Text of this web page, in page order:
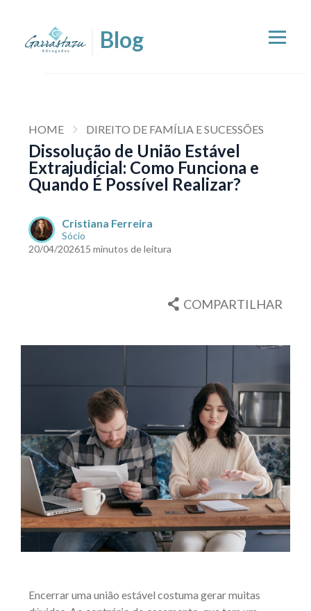
HOME DIREITO DE FAMÍLIA E SUCESSÕES
Dissolução de União Estável
Extrajudicial: Como Funciona e
Quando É Possível Realizar?
Cristiana Ferreira
Sócio
20/04/202615 minutos de leitura
COMPARTILHAR
Encerrar uma união estável costuma gerar muitas